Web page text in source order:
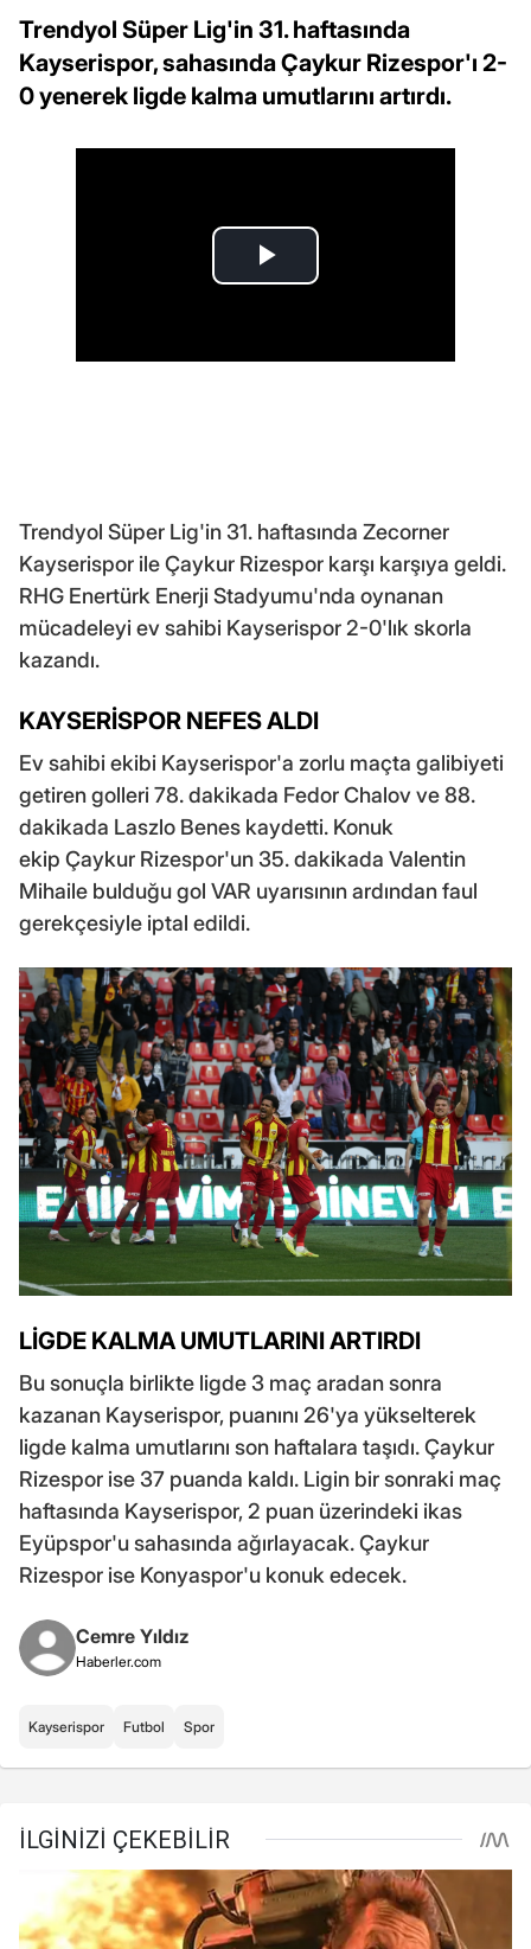
Trendyol Süper Lig'in 31. haftasında
Kayserispor, sahasında Çaykur Rizespor'ı 2-
0 yenerek ligde kalma umutlarını artırdı.
Trendyol Süper Lig'in 31. haftasında Zecorner
Kayserispor ile Çaykur Rizespor karşı karşıya geldi.
RHG Enertürk Enerji Stadyumu'nda oynanan
mücadeleyi ev sahibi Kayserispor 2-0'lık skorla
kazandı.
KAYSERİSPOR NEFES ALDI
Ev sahibi ekibi Kayserispor'a zorlu maçta galibiyeti
getiren golleri 78. dakikada Fedor Chalov ve 88.
dakikada Laszlo Benes kaydetti. Konuk
ekip Çaykur Rizespor'un 35. dakikada Valentin
Mihaile bulduğu gol VAR uyarısının ardından faul
gerekçesiyle iptal edildi.
LİGDE KALMA UMUTLARINI ARTIRDI
Bu sonuçla birlikte ligde 3 maç aradan sonra
kazanan Kayserispor, puanını 26'ya yükselterek
ligde kalma umutlarını son haftalara taşıdı. Çaykur
Rizespor ise 37 puanda kaldı. Ligin bir sonraki maç
haftasında Kayserispor, 2 puan üzerindeki ikas
Eyüpspor'u sahasında ağırlayacak. Çaykur
Rizespor ise Konyaspor'u konuk edecek.
Cemre Yıldız
Haberler.com
Kayserispor Futbol Spor